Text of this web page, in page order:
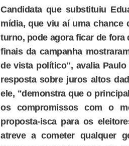
Candidata que substituiu
mídia, que viu aí uma chance
turno, pode agora ficar de
finais da campanha
de vista político", avalia
resposta sobre juros altos
ele, "demonstra que o
os compromissos com o
proposta-isca para os
atreve a cometer qualquer